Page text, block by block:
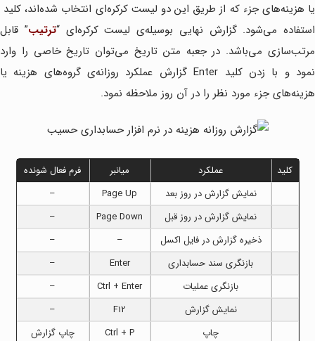
یا هزینه‌های جزء که از طریق این دو لیست کرکره‌ای انتخاب شده‌اند، کلید
استفاده می‌شود. گزارش نهایی بوسیله‌ی لیست کرکره‌ای “ترتیب” قابل
مرتب‌سازی می‌باشد. در جعبه متن تاریخ می‌توان تاریخ خاصی را وارد
نمود و با زدن کلید Enter گزارش عملکرد روزانه‌ی گروه‌های هزینه یا
هزینه‌های جزء مورد نظر را در آن روز ملاحظه نمود.
کلید عملکرد میانبر
فرم فعال شونده
نمایش گزارش در روز بعد
Page Up
–
نمایش گزارش در روز قبل
Page Down
–
ذخیره گزارش در فایل اکسل
–
–
بازنگری سند حسابداری
Enter
–
بازنگری عملیات
Ctrl + Enter
–
نمایش گزارش
F12
–
چاپ
Ctrl + P
چاپ گزارش